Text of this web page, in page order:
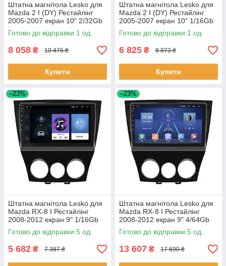
Штатна магнітола Lesko для
Mazda 2 I (DY) Рестайлінг
2005-2007 екран 10" 2/32Gb
Wi-Fi GPS Base 1 шт.
Готово до відправки 1 од.
8 058 ₴ 10 476 ₴
Купити
Штатна магнітола Lesko для
Mazda 2 I (DY) Рестайлінг
2005-2007 екран 10" 1/16Gb
Wi-Fi GPS Base 1 шт.
Готово до відправки 1 од.
6 825 ₴ 8 873 ₴
Купити
–23%
Штатна магнітола Lesko для
Mazda RX-8 I Рестайлінг
2008-2012 екран 9" 1/16Gb
Wi-Fi GPS Base 5 шт.
Готово до відправки 5 од.
5 682 ₴ 7 387 ₴
–23%
Штатна магнітола Lesko для
Mazda RX-8 I Рестайлінг
2008-2012 екран 9" 4/64Gb
4G Wi-Fi GPS Top 5 шт.
Готово до відправки 5 од.
13 607 ₴ 17 690 ₴